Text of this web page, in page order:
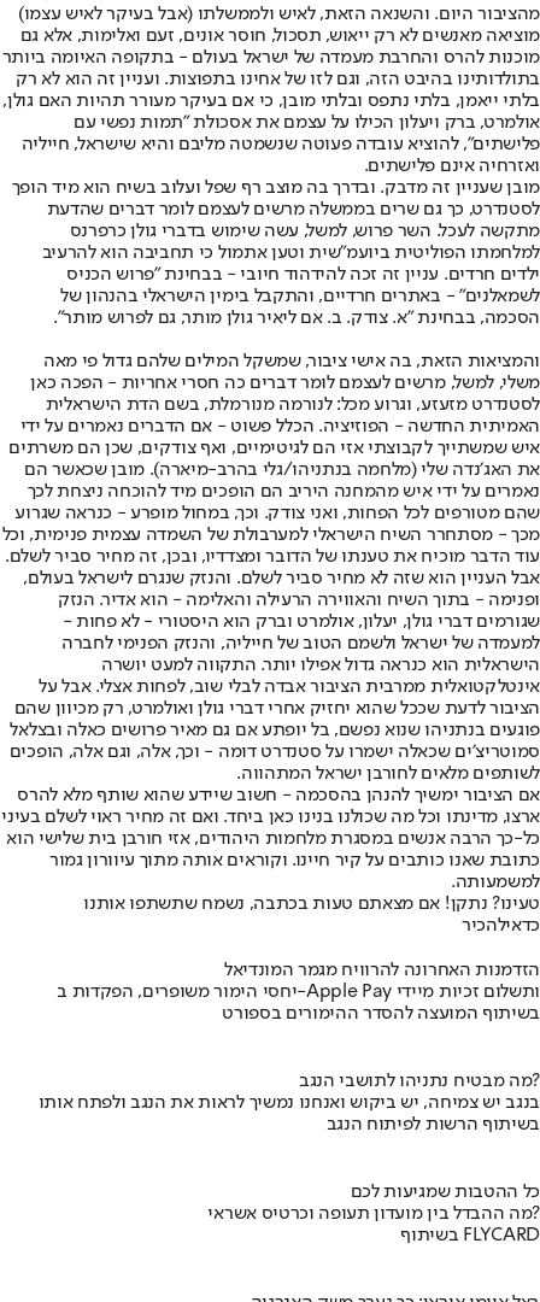
מהציבור היום. והשנאה הזאת, לאיש ולממשלתו (אבל בעיקר לאיש עצמו)
מוציאה מאנשים לא רק ייאוש, תסכול, חוסר אונים, זעם ואלימות, אלא גם
מוכנות להרס והחרבת מעמדה של ישראל בעולם - בתקופה האיומה ביותר
בתולדותינו בהיבט הזה, וגם לזו של אחינו בתפוצות. ועניין זה הוא לא רק
בלתי ייאמן, בלתי נתפס ובלתי מובן, כי אם בעיקר מעורר תהיות האם גולן,
אולמרט, ברק ויעלון הכילו על עצמם את אסכולת ״תמות נפשי עם
פלישתים״, להוציא עובדה פעוטה שנשמטה מליבם והיא שישראל, חייליה
ואזרחיה אינם פלישתים.
מובן שעניין זה מדבק. ובדרך בה מוצב רף שפל ועלוב בשיח הוא מיד הופך
לסטנדרט, כך גם שרים בממשלה מרשים לעצמם לומר דברים שהדעת
מתקשה לעכל. השר פרוש, למשל, עשה שימוש בדברי גולן כרפרנס
למלחמתו הפוליטית ביועמ״שית וטען אתמול כי תחביבה הוא להרעיב
ילדים חרדים. עניין זה זכה להידהוד חיובי - בבחינת ״פרוש הכניס
לשמאלנים״ - באתרים חרדיים, והתקבל בימין הישראלי בהנהון של
הסכמה, בבחינת ״א. צודק. ב. אם ליאיר גולן מותר, גם לפרוש מותר״.
והמציאות הזאת, בה אישי ציבור, שמשקל המילים שלהם גדול פי מאה
משלי, למשל, מרשים לעצמם לומר דברים כה חסרי אחריות - הפכה כאן
לסטנדרט מזעזע, וגרוע מכל: לנורמה מנורמלת, בשם הדת הישראלית
האמיתית החדשה - הפוזיציה. הכלל פשוט - אם הדברים נאמרים על ידי
איש שמשתייך לקבוצתי אזי הם לגיטימיים, ואף צודקים, שכן הם משרתים
את האג׳נדה שלי (מלחמה בנתניהו/גלי בהרב-מיארה). מובן שכאשר הם
נאמרים על ידי איש מהמחנה היריב הם הופכים מיד להוכחה ניצחת לכך
שהם מטורפים לכל הפחות, ואני צודק. וכך, במחול מופרע - כנראה שגרוע
מכך - מסתחרר השיח הישראלי למערבולת של השמדה עצמית פנימית, וכל
עוד הדבר מוכיח את טענתו של הדובר ומצדדיו, ובכן, זה מחיר סביר לשלם.
אבל העניין הוא שזה לא מחיר סביר לשלם. והנזק שנגרם לישראל בעולם,
ופנימה - בתוך השיח והאווירה הרעילה והאלימה - הוא אדיר. הנזק
שגורמים דברי גולן, יעלון, אולמרט וברק הוא היסטורי - לא פחות -
למעמדה של ישראל ולשמם הטוב של חייליה, והנזק הפנימי לחברה
הישראלית הוא כנראה גדול אפילו יותר. התקווה למעט יושרה
אינטלקטואלית ממרבית הציבור אבדה לבלי שוב, לפחות אצלי. אבל על
הציבור לדעת שככל שהוא יחזיק אחרי דברי גולן ואולמרט, רק מכיוון שהם
פוגעים בנתניהו שנוא נפשם, בל יופתע אם גם מאיר פרושים כאלה ובצלאל
סמוטריצ׳ים שכאלה ישמרו על סטנדרט דומה - וכך, אלה, וגם אלה, הופכים
לשותפים מלאים לחורבן ישראל המתהווה.
אם הציבור ימשיך להנהן בהסכמה - חשוב שיידע שהוא שותף מלא להרס
ארצו, מדינתו וכל מה שכולנו בנינו כאן ביחד. ואם זה מחיר ראוי לשלם בעיני
כל-כך הרבה אנשים במסגרת מלחמות היהודים, אזי חורבן בית שלישי הוא
כתובת שאנו כותבים על קיר חיינו. וקוראים אותה מתוך עיוורון גמור
למשמעותה.
טעינו? נתקן! אם מצאתם טעות בכתבה, נשמח שתשתפו אותנו
כדאילהכיר
הזדמנות האחרונה להרוויח מגמר המונדיאל
יחסי הימור משופרים, הפקדות ב-Apple Pay ותשלום זכיות מיידי
בשיתוף המועצה להסדר ההימורים בספורט
מה מבטיח נתניהו לתושבי הנגב?
בנגב יש צמיחה, יש ביקוש ואנחנו נמשיך לראות את הנגב ולפתח אותו
בשיתוף הרשות לפיתוח הנגב
כל ההטבות שמגיעות לכם
מה ההבדל בין מועדון תעופה וכרטיס אשראי?
בשיתוף FLYCARD